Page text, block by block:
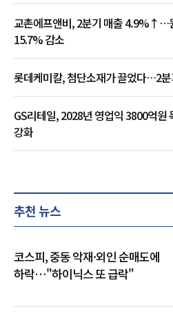
교촌에프앤비, 2분기 매출 4.9%↑…
15.7% 감소
롯데케미칼, 첨단소재가 끌었다…2
GS리테일, 2028년 영업익 3800억
강화
추천 뉴스
코스피, 중동 악재·외인 순매도에
하락…"하이닉스 또 급락"